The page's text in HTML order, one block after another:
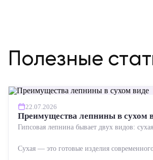
Полезные
22.07.2026
Преимущества лепнины в сухом
Гипсовая лепнина бывает двух видов:
Сухая — это готовые изделия